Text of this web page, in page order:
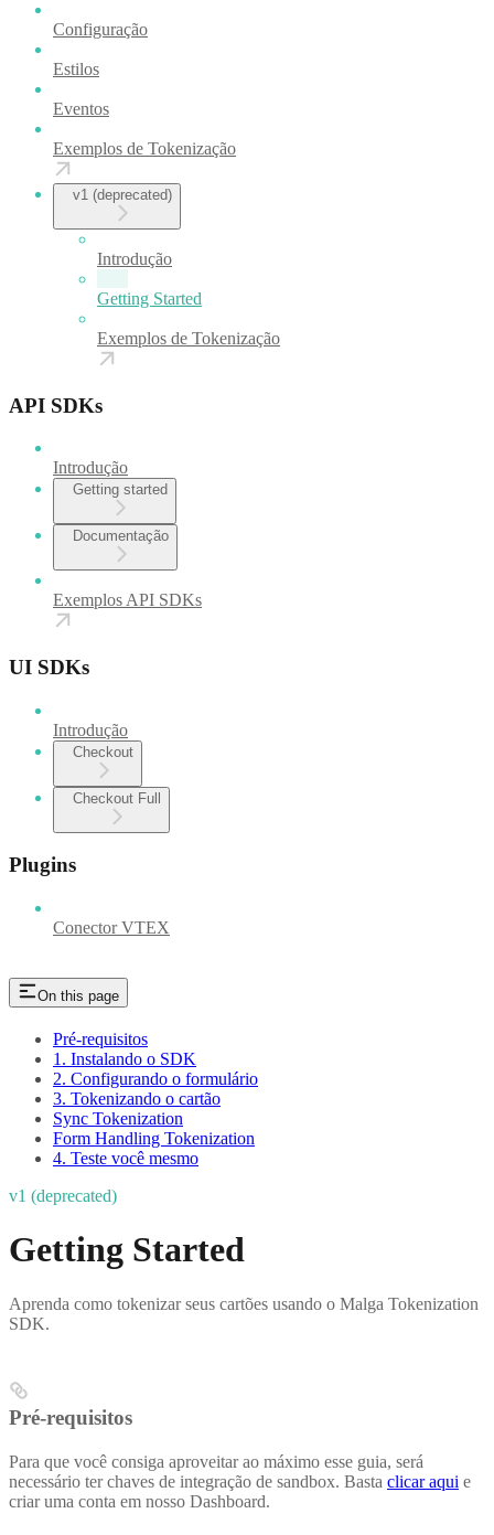
Configuração
Estilos
Eventos
Exemplos de Tokenização
v1 (deprecated)
Introdução
Getting Started
Exemplos de Tokenização
API SDKs
Introdução
Getting started
Documentação
Exemplos API SDKs
UI SDKs
Introdução
Checkout
Checkout Full
Plugins
Conector VTEX
On this page
Pré-requisitos
1. Instalando o SDK
2. Configurando o formulário
3. Tokenizando o cartão
Sync Tokenization
Form Handling Tokenization
4. Teste você mesmo
v1 (deprecated)
Getting Started
Aprenda como tokenizar seus cartões usando o Malga Tokenization
SDK.
Pré-requisitos
Para que você consiga aproveitar ao máximo esse guia, será
necessário ter chaves de integração de sandbox. Basta clicar aqui e
criar uma conta em nosso Dashboard.